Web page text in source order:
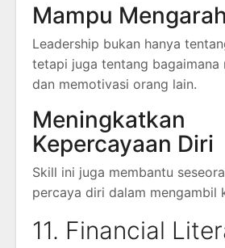
Mampu
Leadership bukan hanya
tetapi juga tentang bagaimana
dan memotivasi orang lain.
Meningkatkan
Kepercayaan Diri
Skill ini juga membantu
percaya diri dalam mengambil
11. Financial